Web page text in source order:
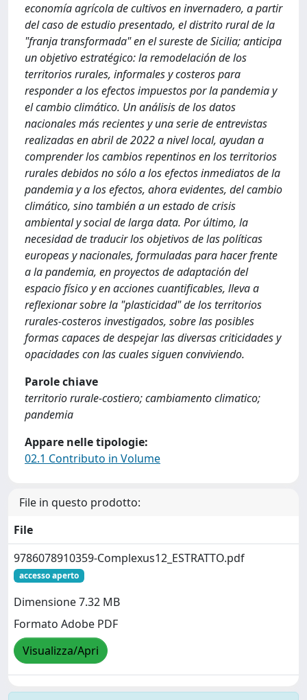
economía agrícola de cultivos en invernadero, a partir
del caso de estudio presentado, el distrito rural de la
"franja transformada" en el sureste de Sicilia; anticipa
un objetivo estratégico: la remodelación de los
territorios rurales, informales y costeros para
responder a los efectos impuestos por la pandemia y
el cambio climático. Un análisis de los datos
nacionales más recientes y una serie de entrevistas
realizadas en abril de 2022 a nivel local, ayudan a
comprender los cambios repentinos en los territorios
rurales debidos no sólo a los efectos inmediatos de la
pandemia y a los efectos, ahora evidentes, del cambio
climático, sino también a un estado de crisis
ambiental y social de larga data. Por último, la
necesidad de traducir los objetivos de las políticas
europeas y nacionales, formuladas para hacer frente
a la pandemia, en proyectos de adaptación del
espacio físico y en acciones cuantificables, lleva a
reflexionar sobre la "plasticidad" de los territorios
rurales-costeros investigados, sobre las posibles
formas capaces de despejar las diversas criticidades y
opacidades con las cuales siguen conviviendo.
Parole chiave
territorio rurale-costiero; cambiamento climatico;
pandemia
Appare nelle tipologie:
02.1 Contributo in Volume
File in questo prodotto:
File
9786078910359-Complexus12_ESTRATTO.pdf
accesso aperto
Dimensione 7.32 MB
Formato Adobe PDF
Visualizza/Apri